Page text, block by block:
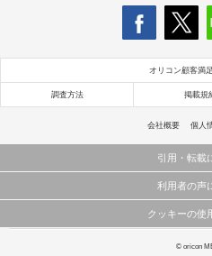
オリコン顧客満
調査方法 掲載規
会社概要 個人
引用・転載
当サイトで公開されている情報（文字、写真、
これらの情報を権利者の許可なく無断転載・複製
利用者の声
当サイトに掲載している内容はすべてサービスの
弊社の見解・ 意見ではないことをご理解いただい
クッキーの使
このサイトでは Cookie を使用して、ユーザーに
© oricon